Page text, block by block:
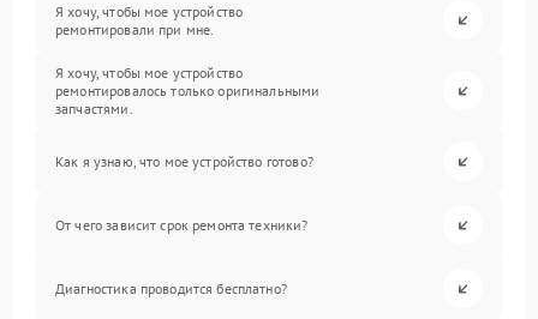
Я хочу, чтобы мое устройство
ремонтировали при мне.
Я хочу, чтобы мое устройство
ремонтировалось только оригинальными
запчастями.
Как я узнаю, что мое устройство готово?
От чего зависит срок ремонта техники?
Диагностика проводится бесплатно?